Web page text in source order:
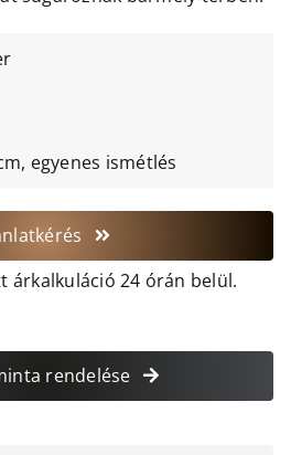
egyenes ismétlés
árkalkuláció 24 órán belül.
rendelése